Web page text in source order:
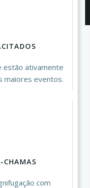
estão ativamente
maiores eventos.
CHAMAS
com